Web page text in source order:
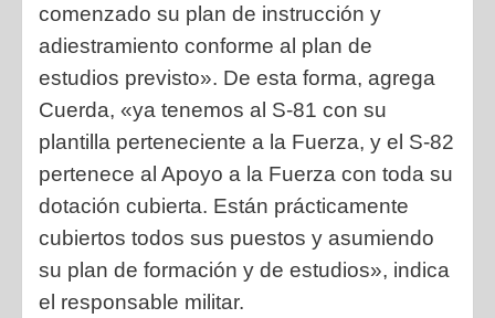
comenzado su plan de instrucción y
adiestramiento conforme al plan de
estudios previsto». De esta forma, agrega
Cuerda, «ya tenemos al S-81 con su
plantilla perteneciente a la Fuerza, y el S-82
pertenece al Apoyo a la Fuerza con toda su
dotación cubierta. Están prácticamente
cubiertos todos sus puestos y asumiendo
su plan de formación y de estudios», indica
el responsable militar.